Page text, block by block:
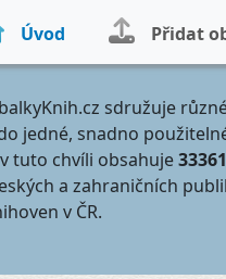
Úvod Přidat
sdružuje
jedné, snadno
tuto chvíli obsahuje
a zahraničních
v ČR.